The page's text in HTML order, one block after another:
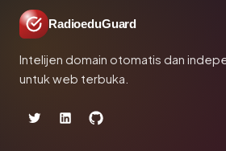
RadioeduGuard
Intelijen domain otomatis dan
untuk web terbuka.